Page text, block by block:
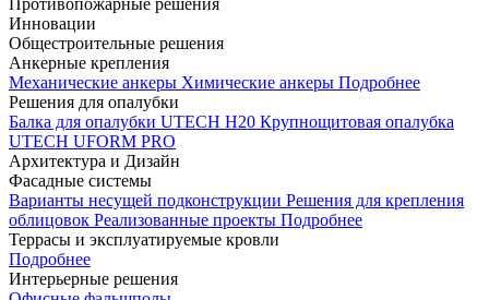
Противопожарные решения
Инновации
Общестроительные решения
Анкерные крепления
Механические анкеры Химические анкеры Подробнее
Решения для опалубки
Балка для опалубки UTECH H20 Крупнощитовая опалубка
UTECH UFORM PRO
Архитектура и Дизайн
Фасадные системы
Варианты несущей подконструкции Решения для крепления
облицовок Реализованные проекты Подробнее
Террасы и эксплуатируемые кровли
Подробнее
Интерьерные решения